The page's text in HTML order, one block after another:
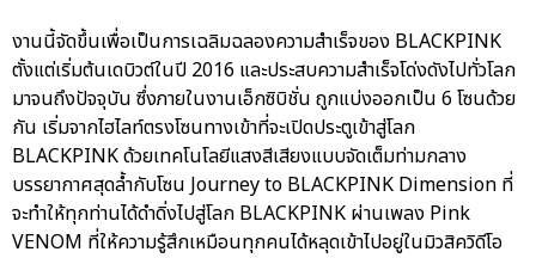
งานนี้จัดขึ้นเพื่อเป็นการเฉลิมฉลองความสำเร็จของ BLACKPINK
ตั้งแต่เริ่มต้นเดบิวต์ในปี 2016 และประสบความสำเร็จโด่งดังไปทั่วโลก
มาจนถึงปัจจุบัน ซึ่งภายในงานเอ็กซิบิชั่น ถูกแบ่งออกเป็น 6 โซนด้วย
กัน เริ่มจากไฮไลท์ตรงโซนทางเข้าที่จะเปิดประตูเข้าสู่โลก
BLACKPINK ด้วยเทคโนโลยีแสงสีเสียงแบบจัดเต็มท่ามกลาง
บรรยากาศสุดล้ำกับโซน Journey to BLACKPINK Dimension ที่
จะทำให้ทุกท่านได้ดำดิ่งไปสู่โลก BLACKPINK ผ่านเพลง Pink
VENOM ที่ให้ความรู้สึกเหมือนทุกคนได้หลุดเข้าไปอยู่ในมิวสิควิดีโอ